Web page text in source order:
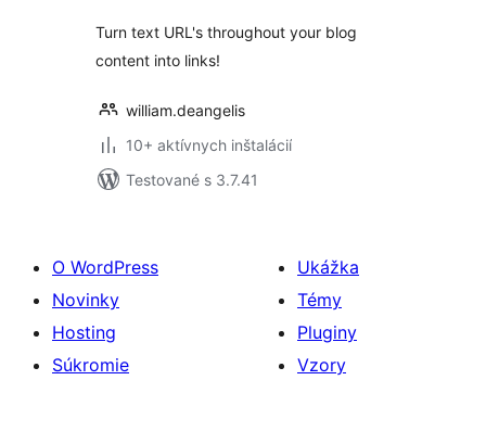
Turn text URL's throughout your blog
content into links!
william.deangelis
10+ aktívnych inštalácií
Testované s 3.7.41
O WordPress
Novinky
Hosting
Súkromie
Ukážka
Témy
Pluginy
Vzory